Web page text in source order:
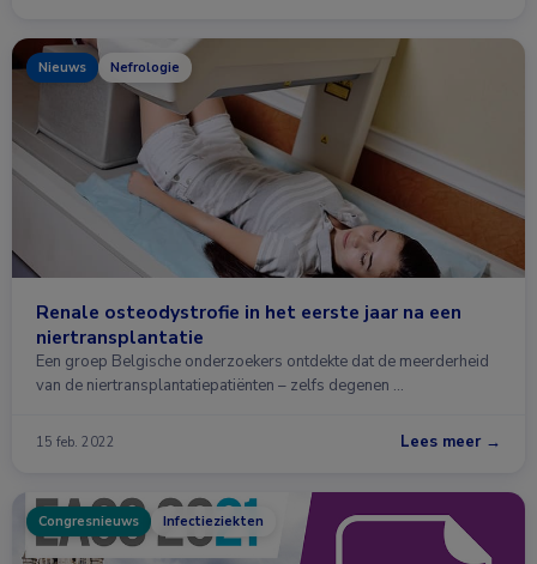
Nieuws Nefrologie
Renale osteodystrofie in het eerste jaar na een
niertransplantatie
Een groep Belgische onderzoekers ontdekte dat de meerderheid
van de niertransplantatiepatiënten – zelfs degenen …
15 feb. 2022 Lees meer →
Congresnieuws Infectieziekten